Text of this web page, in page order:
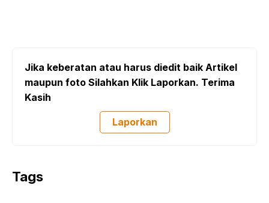
Jika keberatan atau harus diedit baik Artikel
maupun foto Silahkan Klik Laporkan. Terima
Kasih
Laporkan
Tags